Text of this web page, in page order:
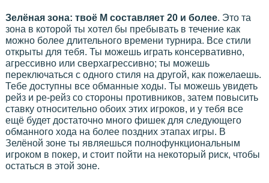
Зелёная зона: твоё М составляет 20 и более. Это та
зона в которой ты хотел бы пребывать в течение как
можно более длительного времени турнира. Все стили
открыты для тебя. Ты можешь играть консервативно,
агрессивно или сверхагрессивно; ты можешь
переключаться с одного стиля на другой, как пожелаешь.
Тебе доступны все обманные ходы. Ты можешь увидеть
рейз и ре-рейз со стороны противников, затем повысить
ставку относительно обоих этих игроков, и у тебя все
ещё будет достаточно много фишек для следующего
обманного хода на более поздних этапах игры. В
Зелёной зоне ты являешься полнофункциональным
игроком в покер, и стоит пойти на некоторый риск, чтобы
остаться в этой зоне.